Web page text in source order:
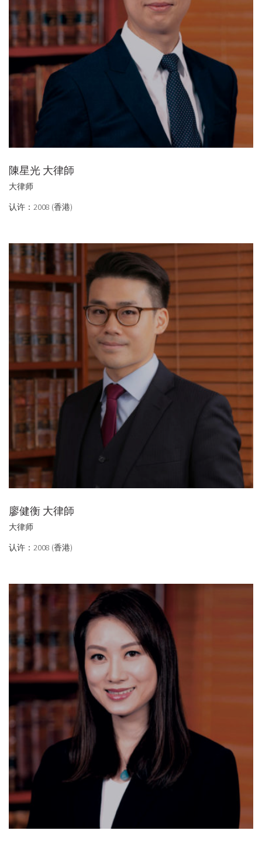
陳星光 大律師
大律师
认许：2008 (香港)
廖健衡 大律師
大律师
认许：2008 (香港)